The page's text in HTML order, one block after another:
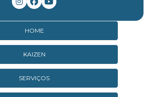
HOME
KAIZEN
SERVIÇOS